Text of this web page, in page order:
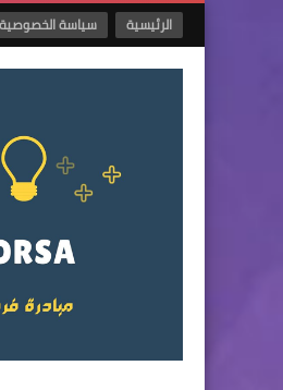
الرئيسية سياسة الخصوصية